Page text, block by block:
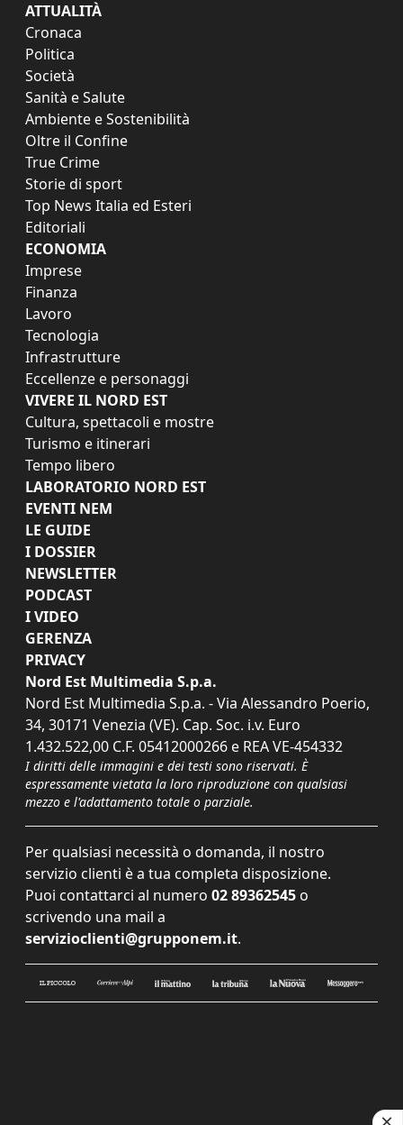
ATTUALITÀ
Cronaca
Politica
Società
Sanità e Salute
Ambiente e Sostenibilità
Oltre il Confine
True Crime
Storie di sport
Top News Italia ed Esteri
Editoriali
ECONOMIA
Imprese
Finanza
Lavoro
Tecnologia
Infrastrutture
Eccellenze e personaggi
VIVERE IL NORD EST
Cultura, spettacoli e mostre
Turismo e itinerari
Tempo libero
LABORATORIO NORD EST
EVENTI NEM
LE GUIDE
I DOSSIER
NEWSLETTER
PODCAST
I VIDEO
GERENZA
PRIVACY
Nord Est Multimedia S.p.a.
Nord Est Multimedia S.p.a. - Via Alessandro Poerio,
34, 30171 Venezia (VE). Cap. Soc. i.v. Euro
1.432.522,00 C.F. 05412000266 e REA VE-454332
I diritti delle immagini e dei testi sono riservati. È
espressamente vietata la loro riproduzione con qualsiasi
mezzo e l'adattamento totale o parziale.
Per qualsiasi necessità o domanda, il nostro
servizio clienti è a tua completa disposizione.
Puoi contattarci al numero 02 89362545 o
scrivendo una mail a
servizioclienti@grupponem.it.